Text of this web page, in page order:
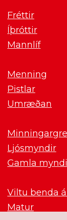
Fréttir
Íþróttir
Mannlíf
Menning
Pistlar
Umræðan
Ljósmyndir
Gamla
Viltu benda
Matur